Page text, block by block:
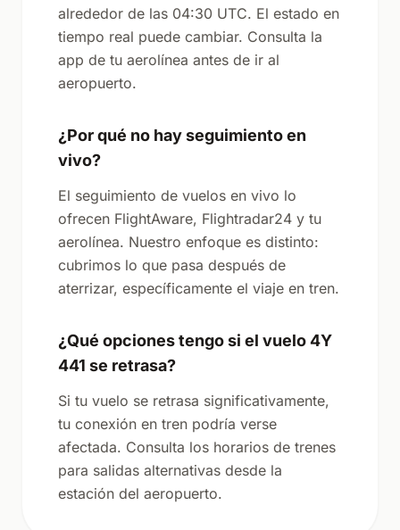
alrededor de las 04:30 UTC. El estado en
tiempo real puede cambiar. Consulta la
app de tu aerolínea antes de ir al
aeropuerto.
¿Por qué no hay seguimiento en
vivo?
El seguimiento de vuelos en vivo lo
ofrecen FlightAware, Flightradar24 y tu
aerolínea. Nuestro enfoque es distinto:
cubrimos lo que pasa después de
aterrizar, específicamente el viaje en tren.
¿Qué opciones tengo si el vuelo 4Y
441 se retrasa?
Si tu vuelo se retrasa significativamente,
tu conexión en tren podría verse
afectada. Consulta los horarios de trenes
para salidas alternativas desde la
estación del aeropuerto.